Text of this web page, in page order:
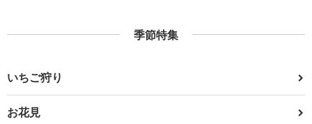
季節特集
いちご狩り
お花見